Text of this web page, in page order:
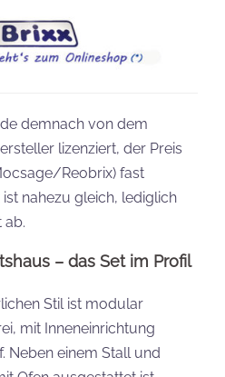
demnach von dem
lizenziert, der Preis
Reobrix) fast
nahezu gleich, lediglich
ab.
– das Set im Profil
Stil ist modular
mit Inneneinrichtung
Neben einem Stall und